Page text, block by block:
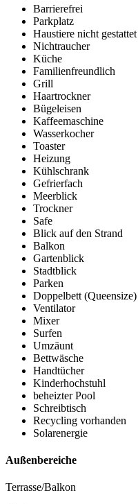
Barrierefrei
Parkplatz
Haustiere nicht gestattet
Nichtraucher
Küche
Familienfreundlich
Grill
Haartrockner
Bügeleisen
Kaffeemaschine
Wasserkocher
Toaster
Heizung
Kühlschrank
Gefrierfach
Meerblick
Trockner
Safe
Blick auf den Strand
Balkon
Gartenblick
Stadtblick
Parken
Doppelbett (Queensize)
Ventilator
Mixer
Surfen
Umzäunt
Bettwäsche
Handtücher
Kinderhochstuhl
beheizter Pool
Schreibtisch
Recycling vorhanden
Solarenergie
Außenbereiche
Terrasse/Balkon